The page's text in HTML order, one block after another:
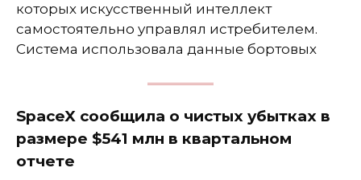
которых искусственный интеллект
самостоятельно управлял истребителем.
Система использовала данные бортовых
SpaceX сообщила о чистых убытках в
размере $541 млн в квартальном
отчете